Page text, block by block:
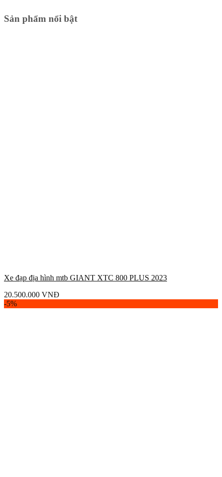
Sản phẩm nổi bật
Xe đạp địa hình mtb GIANT XTC 800 PLUS 2023
20.500.000 VNĐ
-5%